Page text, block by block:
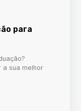
para
a sua melhor